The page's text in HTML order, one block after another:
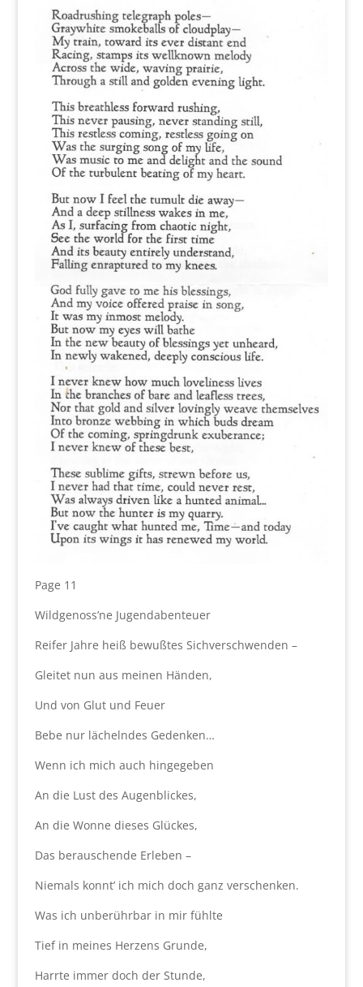
Page 11
Wildgenoss’ne Jugendabenteuer
Reifer Jahre heiß bewußtes Sichverschwenden –
Gleitet nun aus meinen Händen,
Und von Glut und Feuer
Bebe nur lächelndes Gedenken…
Wenn ich mich auch hingegeben
An die Lust des Augenblickes,
An die Wonne dieses Glückes,
Das berauschende Erleben –
Niemals konnt’ ich mich doch ganz verschenken.
Was ich unberührbar in mir fühlte
Tief in meines Herzens Grunde,
Harrte immer doch der Stunde,